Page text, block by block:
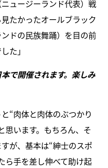
ュージーランド代表）戦
たかったオールブラック
ドの民族舞踊）を目の前
た」
で開催されます。楽しみ
“肉体と肉体のぶつかり
思います。もちろん、そ
が、基本は“紳士のスポ
ら手を差し伸べて助け起